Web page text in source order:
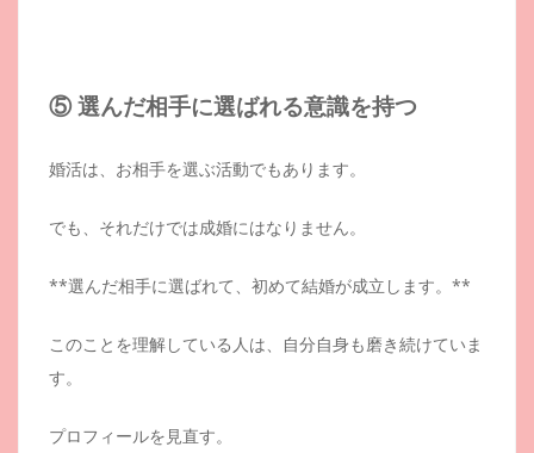
⑤ 選んだ相手に選ばれる意識を持つ
婚活は、お相手を選ぶ活動でもあります。
でも、それだけでは成婚にはなりません。
**選んだ相手に選ばれて、初めて結婚が成立します。**
このことを理解している人は、自分自身も磨き続けていま
す。
プロフィールを見直す。